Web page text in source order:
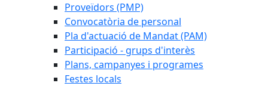
Proveïdors (PMP)
Convocatòria de personal
Pla d'actuació de Mandat (PAM)
Participació - grups d'interès
Plans, campanyes i programes
Festes locals